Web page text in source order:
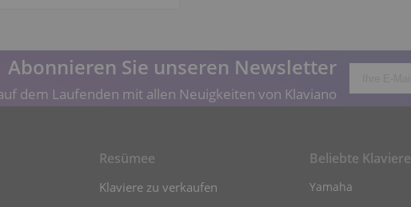
Abonnieren Sie unseren Newsletter
dem Laufenden mit allen Neuigkeiten von Klaviano
Resümee
Klaviere zu verkaufen
Beliebte Klaviere
Yamaha